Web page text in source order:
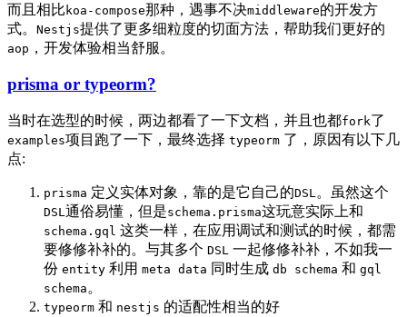
而且相比 koa-compose那种，遇事不决middleware的开发方
式。 Nestjs提供了更多细粒度的切面方法，帮助我们更好的
aop ，开发体验相当舒服。
prisma or typeorm?
当时在选型的时候，两边都看了一下文档，并且也都fork了
examples项目跑了一下，最终选择 typeorm 了，原因有以下几
点:
prisma 定义实体对象，靠的是它自己的DSL。虽然这个
DSL通俗易懂，但是schema.prisma这玩意实际上和
schema.gql 这类一样，在应用调试和测试的时候，都需
要修修补补的。与其多个 DSL 一起修修补补，不如我一
份 entity 利用 meta data 同时生成 db schema 和 gql
schema 。
typeorm 和 nestjs 的适配性相当的好